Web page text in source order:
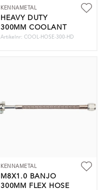
KENNAMETAL
HEAVY DUTY
300MM COOLANT
HOSE
Artikelnr: COOL-HOSE-300-HD
KENNAMETAL
M8X1.0 BANJO
300MM FLEX HOSE